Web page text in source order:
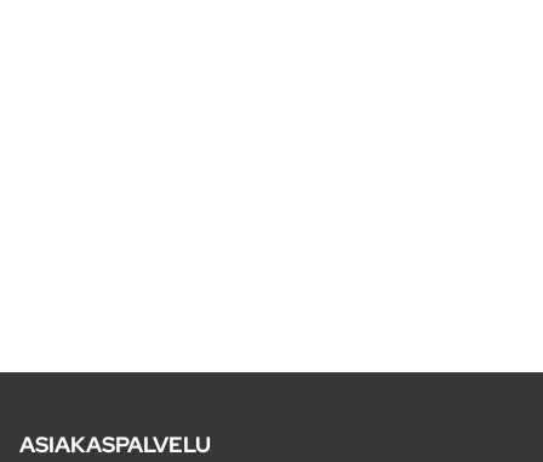
ASIAKASPALVELU